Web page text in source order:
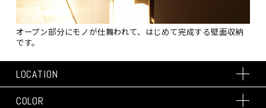
オープン部分にモノが仕舞われて、はじめて完成する壁面収納
です。
LOCATION
COLOR